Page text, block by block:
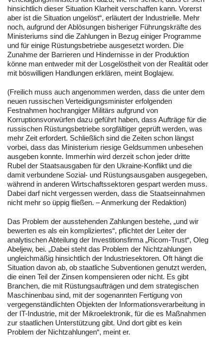
hinsichtlich dieser Situation Klarheit verschaffen kann. Vorerst
aber ist die Situation ungelöst“, erläutert der Industrielle. Mehr
noch, aufgrund der Ablösungen bisheriger Führungskräfte des
Ministeriums sind die Zahlungen in Bezug einiger Programme
und für einige Rüstungsbetriebe ausgesetzt worden. Die
Zunahme der Barrieren und Hindernisse in der Produktion
könne man entweder mit der Losgelöstheit von der Realität oder
mit böswilligen Handlungen erklären, meint Boglajew.
(Freilich muss auch angenommen werden, dass die unter dem
neuen russischen Verteidigungsminister erfolgenden
Festnahmen hochrangiger Militärs aufgrund von
Korruptionsvorwürfen dazu geführt haben, dass Aufträge für die
russischen Rüstungsbetriebe sorgfältiger geprüft werden, was
mehr Zeit erfordert. Schließlich sind die Zeiten schon längst
vorbei, dass das Ministerium riesige Geldsummen unbesehen
ausgeben konnte. Immerhin wird derzeit schon jeder dritte
Rubel der Staatsausgaben für den Ukraine-Konflikt und die
damit verbundene Sozial- und Rüstungsausgaben ausgegeben,
während in anderen Wirtschaftssektoren gespart werden muss.
Dabei darf nicht vergessen werden, dass die Staatseinnahmen
nicht mehr so üppig fließen. – Anmerkung der Redaktion)
Das Problem der ausstehenden Zahlungen bestehe, „und wir
bewerten es als ein kompliziertes“, pflichtet der Leiter der
analytischen Abteilung der Investitionsfirma „Ricom-Trust“, Oleg
Abeljew, bei. „Dabei steht das Problem der Nichtzahlungen
ungleichmäßig hinsichtlich der Industriesektoren. Oft hängt die
Situation davon ab, ob staatliche Subventionen genutzt werden,
die einen Teil der Zinsen kompensieren oder nicht. Es gibt
Branchen, die mit Rüstungsaufträgen und dem strategischen
Maschinenbau sind, mit der sogenannten Fertigung von
vergegenständlichten Objekten der Informationsverarbeitung in
der IT-Industrie, mit der Mikroelektronik, für die es Maßnahmen
zur staatlichen Unterstützung gibt. Und dort gibt es kein
Problem der Nichtzahlungen“, meint er.